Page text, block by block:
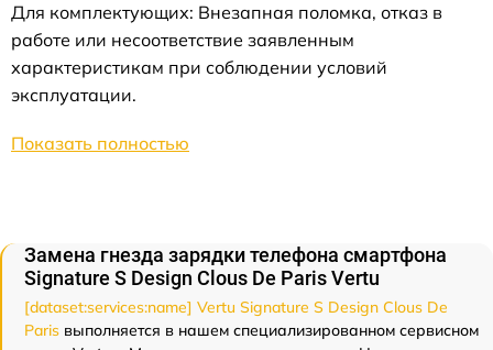
Для комплектующих: Внезапная поломка, отказ в
работе или несоответствие заявленным
характеристикам при соблюдении условий
эксплуатации.
Показать полностью
Замена гнезда зарядки телефона смартфона
Signature S Design Clous De Paris Vertu
[dataset:services:name] Vertu Signature S Design Clous De
Paris выполняется в нашем специализированном сервисном